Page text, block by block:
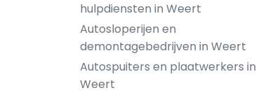
hulpdiensten in Weert
Autosloperijen en
demontagebedrijven in Weert
Autospuiters en plaatwerkers in
Weert